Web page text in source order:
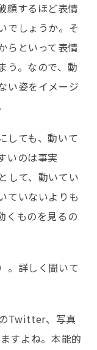
顔するほど表情
でしょうか。そ
らといって表情
う。なので、動
い姿をイメージ
しても、動いて
いのは事実
して、動いてい
ていないよりも
くものを見るの
。詳しく聞いて
のTwitter、写真
すよね。本能的